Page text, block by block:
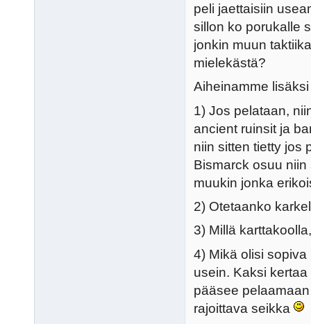
peli jaettaisiin
sillon ko porukalle
jonkin muun
mielekästä?
Aiheinamme
1) Jos pelataan,
ancient ruinsit ja
niin sitten tietty jos
Bismarck osuu
muukin jonka
2) Otetaanko
3) Millä
4) Mikä olisi
usein. Kaksi
pääsee
rajoittava seikka